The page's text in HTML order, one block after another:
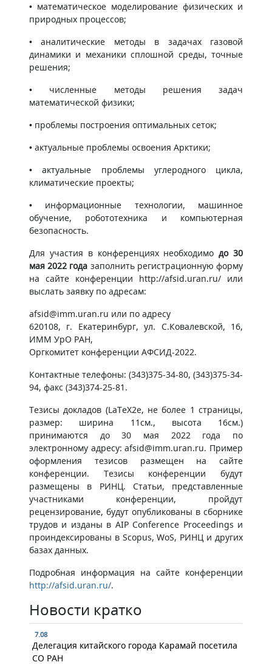
• математическое моделирование физических и
природных процессов;
• аналитические методы в задачах газовой
динамики и механики сплошной среды, точные
решения;
• численные методы решения задач
математической физики;
• проблемы построения оптимальных сеток;
• актуальные проблемы освоения Арктики;
• актуальные проблемы углеродного цикла,
климатические проекты;
• информационные технологии, машинное
обучение, робототехника и компьютерная
безопасность.
Для участия в конференциях необходимодо 30
мая 2022 года заполнить регистрационную форму
на сайте конференции http://afsid.uran.ru/ или
выслать заявку по адресам:
afsid@imm.uran.ru или по адресу
620108, г. Екатеринбург, ул. С.Ковалевской, 16,
ИMM УрО РАН,
Оргкомитет конференции АФСИД-2022.
Контактные телефоны: (343)375-34-80, (343)375-34-
94, факс (343)374-25-81.
Тезисы докладов (LaTeX2e, не более 1 страницы,
размер: ширина 11см., высота 16см.)
принимаются до 30 мая 2022 года по
электронному адресу: afsid@imm.uran.ru. Пример
оформления тезисов размещен на сайте
конференции. Тезисы конференции будут
размещены в РИНЦ. Статьи, представленные
участниками конференции, пройдут
рецензирование, будут опубликованы в сборнике
трудов и изданы в AIP Conference Proceedings и
проиндексированы в Scopus, WoS, РИНЦ и других
базах данных.
Подробная информация на сайте конференции
http://afsid.uran.ru/.
Новости кратко
7.08
Делегация китайского города Карамай посетила
СО РАН